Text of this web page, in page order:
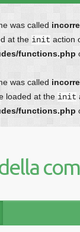
was called
at the init action
functions.php
was called
loaded at the init
functions.php